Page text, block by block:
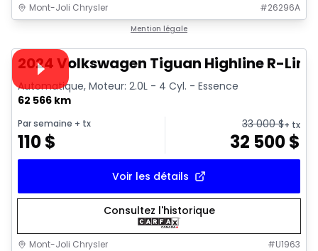
Mont-Joli Chrysler #26296A
Mention légale
Vidéo disponible
2024 Volkswagen Tiguan Highline R-Line
Automatique, Moteur: 2.0L - 4 Cyl. - Essence
62 566 km
Par semaine + tx
110$
33 000$+ tx
32 500$
Voir les détails
Consultez l'historique
Mont-Joli Chrysler #U1963